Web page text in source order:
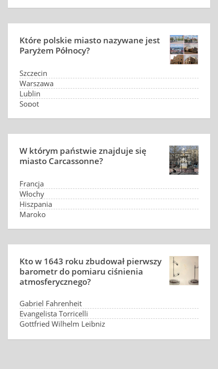
Które polskie miasto nazywane jest
Paryżem Północy?
Szczecin
Warszawa
Lublin
Sopot
W którym państwie znajduje się
miasto Carcassonne?
Francja
Włochy
Hiszpania
Maroko
Kto w 1643 roku zbudował pierwszy
barometr do pomiaru ciśnienia
atmosferycznego?
Gabriel Fahrenheit
Evangelista Torricelli
Gottfried Wilhelm Leibniz